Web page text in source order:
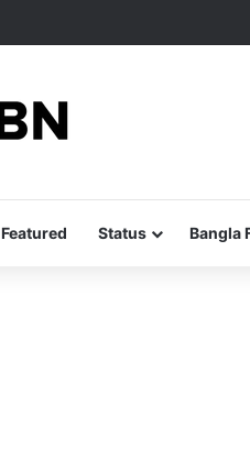
Featured Status Bangla